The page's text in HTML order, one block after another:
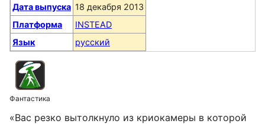
Дата выпуска 18 декабря 2013
Платформа
INSTEAD
Язык
русский
Фантастика
«Вас резко вытолкнуло из криокамеры в которой